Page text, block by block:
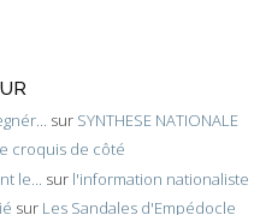
sur SYNTHESE NATIONALE
croquis de côté
le... sur l'information nationaliste
sur Les Sandales d'Empédocle